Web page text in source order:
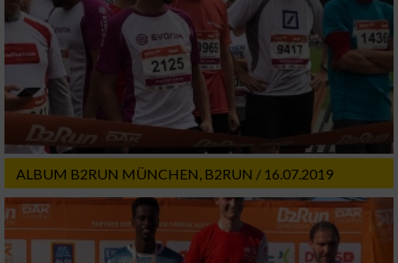
ALBUM B2RUN MÜNCHEN, B2RUN / 16.07.2019
Verwendung reduzierter Daten zur Auswahl
von Inhalten
IAB-Besonderheiten:
Verwendung genauer Standortdaten
Geräte anhand von aktiv angeforderten
Informationen identifizieren
Nicht-IAB-Verarbeitungszwecke:
Notwendig